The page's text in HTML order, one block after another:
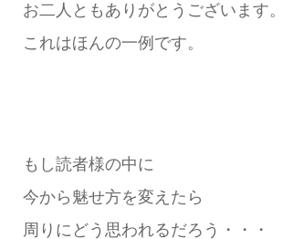
お二人ともありがとうございます。
これはほんの一例です。
もし読者様の中に
今から魅せ方を変えたら
周りにどう思われるだろう・・・